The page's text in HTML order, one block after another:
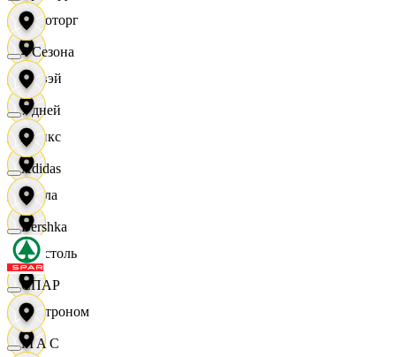
Агроторг
Амвэй
Аникс
Билла
Бристоль
Быстроном
4 Сезона
7 дней
Adidas
Bershka
СПАР
M A C